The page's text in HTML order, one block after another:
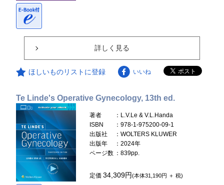
詳しく見る
ほしいものリストに登録 いいね
Te Linde's Operative Gynecology, 13th ed.
著者
：L.V.Le & V.L.Handa
ISBN
：978-1-975200-09-1
出版社
：WOLTERS KLUWER
出版年
：2024年
ページ数 ：839pp.
定価34,309円(本体31,190円 ＋ 税)